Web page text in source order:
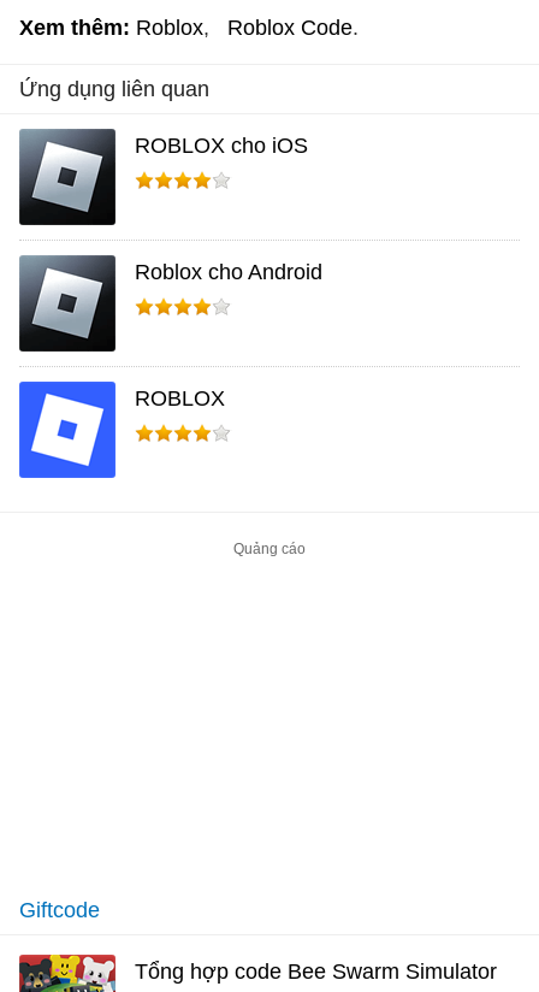
Xem thêm: Roblox Roblox Code
Ứng dụng liên quan
ROBLOX cho iOS
Roblox cho Android
ROBLOX
Giftcode
Tổng hợp code Bee Swarm Simulator